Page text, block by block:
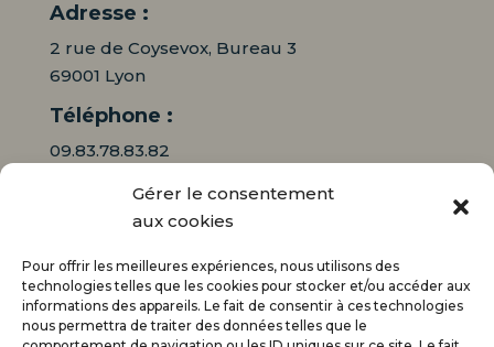
Gérer le consentement
aux cookies
Pour offrir les meilleures expériences, nous utilisons des
technologies telles que les cookies pour stocker et/ou accéder aux
informations des appareils. Le fait de consentir à ces technologies
nous permettra de traiter des données telles que le
Adresse :
2 rue de Coysevox, Bureau 3
69001 Lyon
Téléphone :
09.83.78.83.82
06.16.95.71.64
contact@audiciaux.fr